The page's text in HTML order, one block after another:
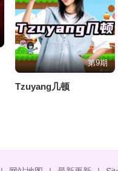
第9期
Tzuyang几顿